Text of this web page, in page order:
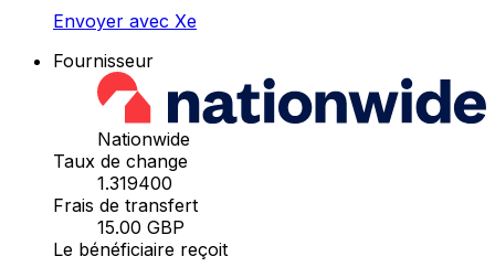
Envoyer avec Xe
Fournisseur
Nationwide
Taux de change
1.319400
Frais de transfert
15.00 GBP
Le bénéficiaire reçoit